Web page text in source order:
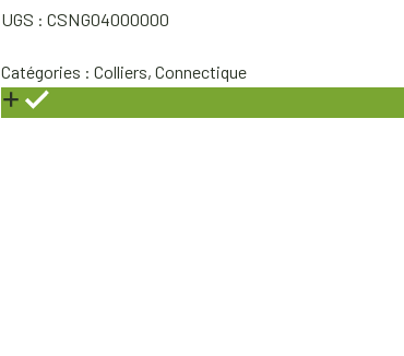
UGS : CSNG04000000
Catégories : Colliers, Connectique